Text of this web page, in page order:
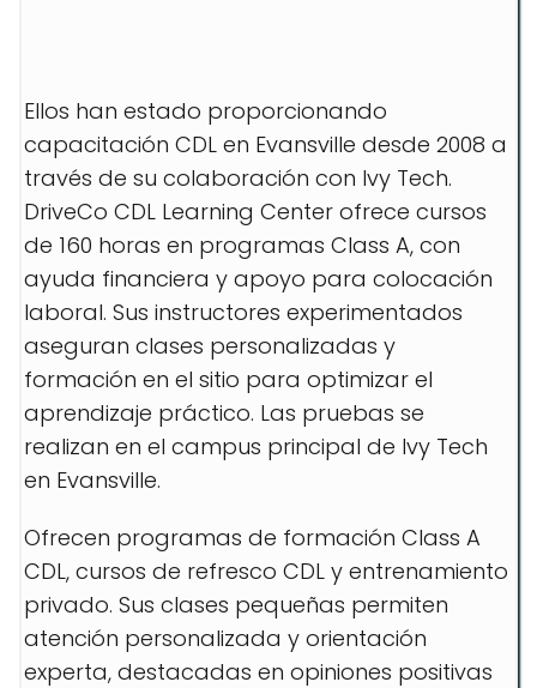
Ellos han estado proporcionando
capacitación CDL en Evansville desde 2008 a
través de su colaboración con Ivy Tech.
DriveCo CDL Learning Center ofrece cursos
de 160 horas en programas Class A, con
ayuda financiera y apoyo para colocación
laboral. Sus instructores experimentados
aseguran clases personalizadas y
formación en el sitio para optimizar el
aprendizaje práctico. Las pruebas se
realizan en el campus principal de Ivy Tech
en Evansville.
Ofrecen programas de formación Class A
CDL, cursos de refresco CDL y entrenamiento
privado. Sus clases pequeñas permiten
atención personalizada y orientación
experta, destacadas en opiniones positivas